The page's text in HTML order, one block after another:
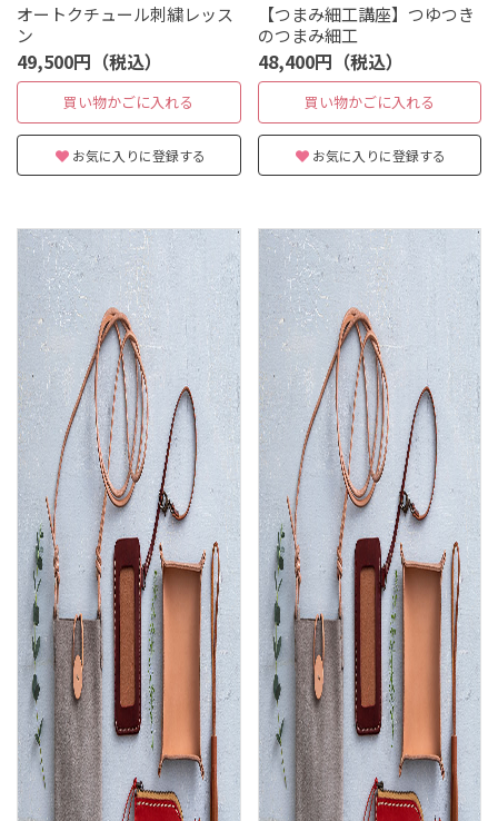
オートクチュール刺繍レッス
ン
49,500円（税込）
買い物かごに入れる
お気に入りに登録する
【つまみ細工講座】つゆつき
のつまみ細工
48,400円（税込）
買い物かごに入れる
お気に入りに登録する